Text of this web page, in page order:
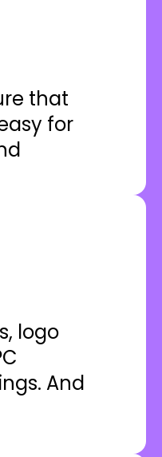
that
for
logo
And